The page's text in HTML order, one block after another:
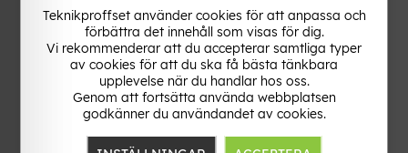
Få de senaste nyheterna, hetaste erbjudandena och
bästa tipsen från oss direkt i din mejlkorg. Signa upp på
vårt nyhetsbrev!
Teknikproffset använder cookies för att anpassa och
förbättra det innehåll som visas för dig.
Vi rekommenderar att du accepterar samtliga typer
av cookies för att du ska få bästa tänkbara
upplevelse när du handlar hos oss.
Genom att fortsätta använda webbplatsen
godkänner du användandet av cookies.